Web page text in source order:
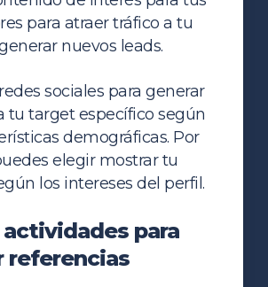
para atraer tráfico a tu
nuevos leads.
sociales para generar
tu target específico según
demográficas. Por
elegir mostrar tu
los intereses del perfil.
actividades para
referencias